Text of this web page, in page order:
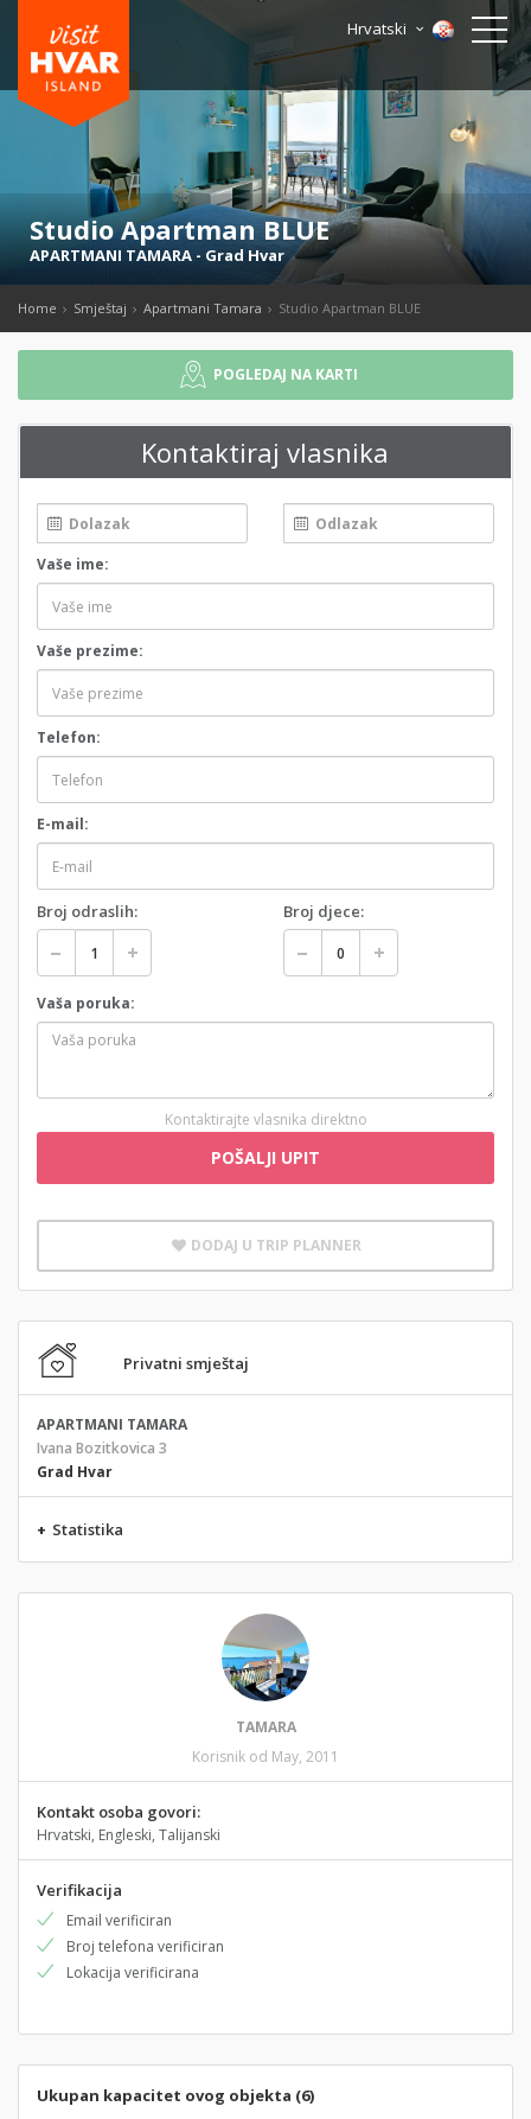
Hrvatski
Studio Apartman BLUE
APARTMANI TAMARA - Grad Hvar
Home Smještaj Apartmani Tamara Studio Apartman BLUE
POGLEDAJ NA KARTI
Kontaktiraj vlasnika
Vaše ime:
Vaše prezime:
Telefon:
E-mail:
Broj odraslih: Broj djece:
Vaša poruka:
Kontaktirajte vlasnika direktno
POŠALJI UPIT
DODAJ U TRIP PLANNER
Privatni smještaj
APARTMANI TAMARA
Ivana Bozitkovica 3
Grad Hvar
+ Statistika
TAMARA
Korisnik od May, 2011
Kontakt osoba govori:
Hrvatski, Engleski, Talijanski
Verifikacija
Email verificiran
Broj telefona verificiran
Lokacija verificirana
Ukupan kapacitet ovog objekta (6)